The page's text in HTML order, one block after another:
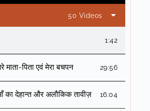
50 Videos
1:42
माता-पिता एवं मेरा बचपन 29:56
का देहान्त और अलौकिक तावीज़ 16:04